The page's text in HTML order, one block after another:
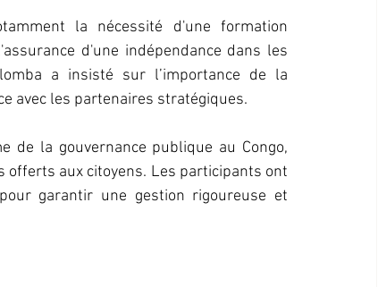
la nécessité d'une formation
d'une indépendance dans les
a insisté sur l’importance de la
avec les partenaires stratégiques.
de la gouvernance publique au Congo,
aux citoyens. Les participants ont
garantir une gestion rigoureuse et